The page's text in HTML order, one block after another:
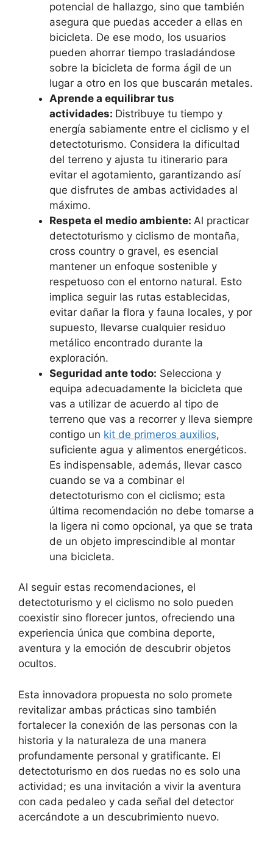
potencial de hallazgo, sino que también
asegura que puedas acceder a ellas en
bicicleta. De ese modo, los usuarios
pueden ahorrar tiempo trasladándose
sobre la bicicleta de forma ágil de un
lugar a otro en los que buscarán metales.
Aprende a equilibrar tus
actividades: Distribuye tu tiempo y
energía sabiamente entre el ciclismo y el
detectoturismo. Considera la dificultad
del terreno y ajusta tu itinerario para
evitar el agotamiento, garantizando así
que disfrutes de ambas actividades al
máximo.
Respeta el medio ambiente: Al practicar
detectoturismo y ciclismo de montaña,
cross country o gravel, es esencial
mantener un enfoque sostenible y
respetuoso con el entorno natural. Esto
implica seguir las rutas establecidas,
evitar dañar la flora y fauna locales, y por
supuesto, llevarse cualquier residuo
metálico encontrado durante la
exploración.
Seguridad ante todo: Selecciona y
equipa adecuadamente la bicicleta que
vas a utilizar de acuerdo al tipo de
terreno que vas a recorrer y lleva siempre
contigo un kit de primeros auxilios,
suficiente agua y alimentos energéticos.
Es indispensable, además, llevar casco
cuando se va a combinar el
detectoturismo con el ciclismo; esta
última recomendación no debe tomarse a
la ligera ni como opcional, ya que se trata
de un objeto imprescindible al montar
una bicicleta.
Al seguir estas recomendaciones, el
detectoturismo y el ciclismo no solo pueden
coexistir sino florecer juntos, ofreciendo una
experiencia única que combina deporte,
aventura y la emoción de descubrir objetos
ocultos.
Esta innovadora propuesta no solo promete
revitalizar ambas prácticas sino también
fortalecer la conexión de las personas con la
historia y la naturaleza de una manera
profundamente personal y gratificante. El
detectoturismo en dos ruedas no es solo una
actividad; es una invitación a vivir la aventura
con cada pedaleo y cada señal del detector
acercándote a un descubrimiento nuevo.